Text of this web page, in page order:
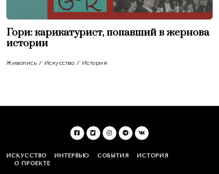
Гори: карикатурист, попавший в жернова
истории
Живопись / Искусство / История
ИСКУССТВО ИНТЕРВЬЮ СОБЫТИЯ
ИСТОРИЯ
О ПРОЕКТЕ